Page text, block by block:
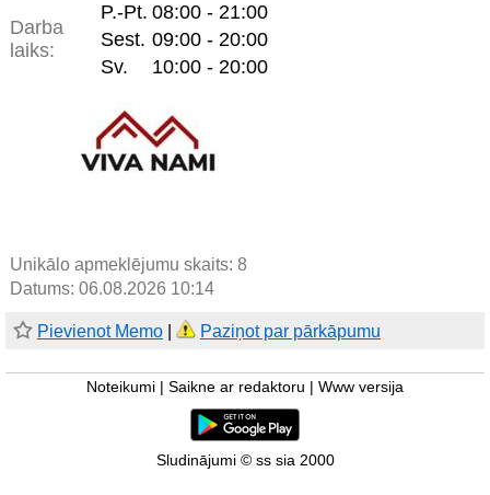
Darba
laiks:
P.-Pt. 08:00 - 21:00
Sest. 09:00 - 20:00
Sv.
10:00 - 20:00
Unikālo apmeklējumu skaits: 8
Datums: 06.08.2026 10:14
Pievienot Memo Paziņot par pārkāpumu
Noteikumi Saikne ar redaktoru Www versija
Sludinājumi © ss sia 2000